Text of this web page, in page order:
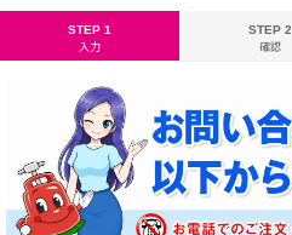
STEP 1
入力
STEP 2
確認